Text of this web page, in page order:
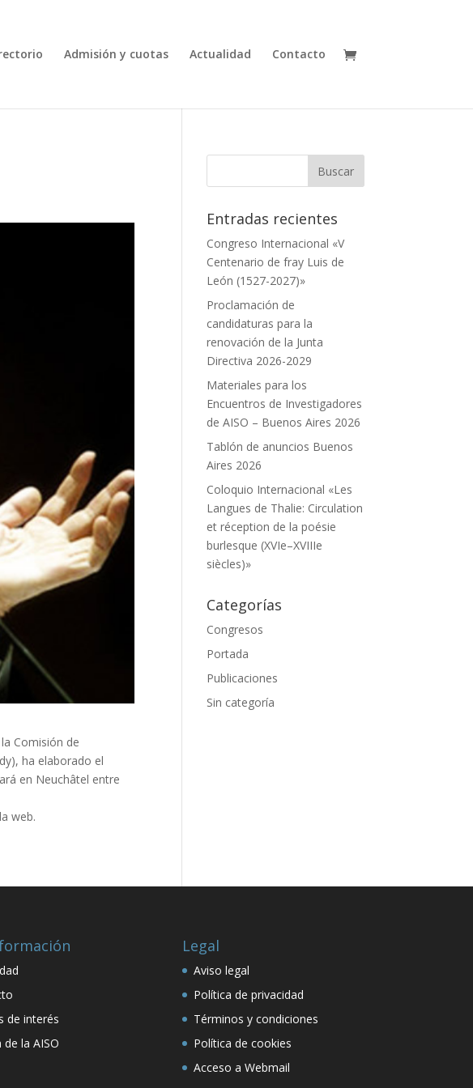
Admisión y cuotas Actualidad Contacto
Comisión de
ha elaborado el
en Neuchâtel entre
web.
Entradas recientes
Congreso Internacional «V
Centenario de fray Luis de
León (1527-2027)»
Proclamación de
candidaturas para la
renovación de la Junta
Directiva 2026-2029
Materiales para los
Encuentros de Investigadores
de AISO – Buenos Aires 2026
Tablón de anuncios Buenos
Aires 2026
Coloquio Internacional «Les
Langues de Thalie: Circulation
et réception de la poésie
burlesque (XVIe–XVIIIe
siècles)»
Categorías
Congresos
Portada
Publicaciones
Sin categoría
de interés
la AISO
Legal
Aviso legal
Política de privacidad
Términos y condiciones
Política de cookies
Acceso a Webmail